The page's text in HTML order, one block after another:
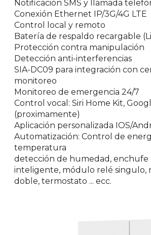
Notificación SMS y llamada
Conexión Ethernet IP/3G/4G LTE
Control local y remoto
Batería de respaldo recargable
Protección contra manipulación
Detección anti-interferencias
SIA-DC09 para integración con
monitoreo
Monitoreo de emergencia 24/7
Control vocal: Siri Home Kit,
(proximamente)
Aplicación personalizada IOS/
Automatización: Control de
temperatura
detección de humedad, enchufe
inteligente, módulo relé singulo,
doble, termostato ... ecc.